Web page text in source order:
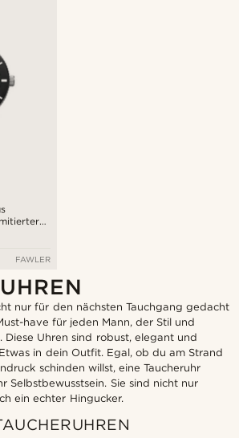
FAWLER
nur für den nächsten Tauchgang gedacht
have für jeden Mann, der Stil und
Diese Uhren sind robust, elegant und
in dein Outfit. Egal, ob du am Strand
schinden willst, eine Taucheruhr
Selbstbewusstsein. Sie sind nicht nur
ein echter Hingucker.